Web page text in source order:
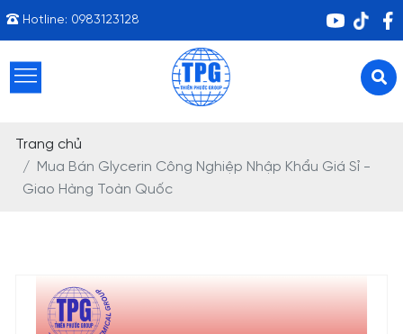
Hotline: 0983123128
Trang chủ
Mua Bán Glycerin Công Nghiệp Nhập Khẩu Giá Sỉ -
Giao Hàng Toàn Quốc